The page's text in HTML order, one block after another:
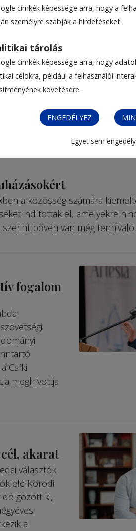
címkék képessége arra, hogy a
személyre szabják a hirdetéseket.
tárolás
címkék képessége arra, hogy
célokra, például a felhasználói
követésére.
ENGEDÉLYEZ
Egyet sem
a közösség számára
indítottak el, amelyekre
bőven van még tennivaló.
fogalom
Csíki
meg­hívottja
akarat
választók
elé Korodi
dolgozott ki,
a